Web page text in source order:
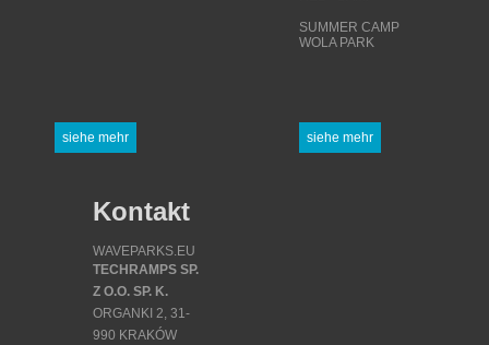
siehe mehr
SUMMER CAMP
WOLA PARK
siehe mehr
Kontakt
WAVEPARKS.EU
TECHRAMPS SP.
Z O.O. SP. K.
ORGANKI 2, 31-
990 KRAKÓW